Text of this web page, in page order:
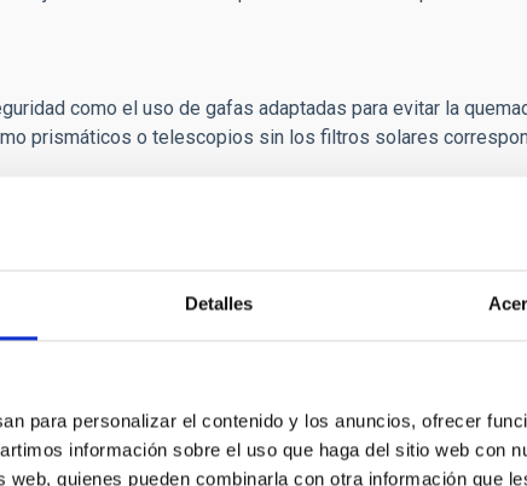
Detalles
para personalizar el contenido y los anuncios, ofrecer
información sobre el uso que haga del sitio web con
quienes pueden combinarla con otra información que
como el uso de gafas adaptadas para evitar la
prismáticos o telescopios sin los filtros solares